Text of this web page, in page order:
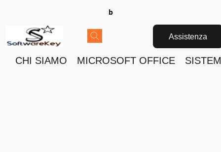
b
Assistenza
CHI SIAMO MICROSOFT OFFICE